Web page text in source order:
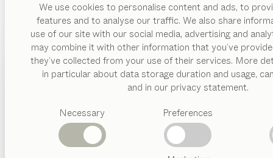
We use cookies to personalise content and ads, to
features and to analyse our traffic. We also share
use of our site with our social media, advertising and
may combine it with other information that you’ve
they’ve collected from your use of their services. More
in particular about data storage duration and usage,
and in our privacy statement.
Necessary
Preferences
Esstische
Küchen
Regale
Betten
PRODUKTE
ÜBER UNS
HÄNDLER